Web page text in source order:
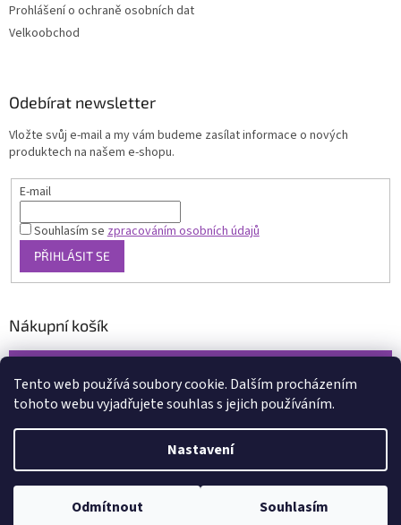
Tento web používá soubory cookie. Dalším procházením
tohoto webu vyjadřujete souhlas s jejich používáním.
Nastavení
Odmítnout Souhlasím
Prohlášení o ochraně osobních dat
Velkoobchod
Odebírat newsletter
Vložte svůj e-mail a my vám budeme zasílat informace o nových
produktech na našem e-shopu.
E-mail
Souhlasím sezpracováním osobních údajů
PŘIHLÁSIT SE
Nákupní košík
Vytvořil Shoptet
Copyright 2026www.xcena.cz. Všechna práva vyhrazena.Upravit